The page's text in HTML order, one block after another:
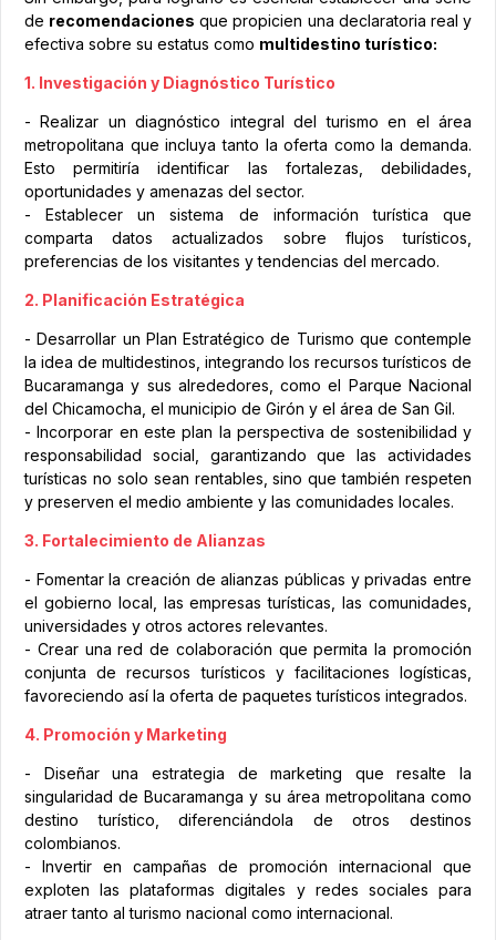
de recomendaciones que propicien una declaratoria real y
efectiva sobre su estatus como multidestino turístico:
1. Investigación y Diagnóstico Turístico
- Realizar un diagnóstico integral del turismo en el área
metropolitana que incluya tanto la oferta como la demanda.
Esto permitiría identificar las fortalezas, debilidades,
oportunidades y amenazas del sector.
- Establecer un sistema de información turística que
comparta datos actualizados sobre flujos turísticos,
preferencias de los visitantes y tendencias del mercado.
2. Planificación Estratégica
- Desarrollar un Plan Estratégico de Turismo que contemple
la idea de multidestinos, integrando los recursos turísticos de
Bucaramanga y sus alrededores, como el Parque Nacional
del Chicamocha, el municipio de Girón y el área de San Gil.
- Incorporar en este plan la perspectiva de sostenibilidad y
responsabilidad social, garantizando que las actividades
turísticas no solo sean rentables, sino que también respeten
y preserven el medio ambiente y las comunidades locales.
3. Fortalecimiento de Alianzas
- Fomentar la creación de alianzas públicas y privadas entre
el gobierno local, las empresas turísticas, las comunidades,
universidades y otros actores relevantes.
- Crear una red de colaboración que permita la promoción
conjunta de recursos turísticos y facilitaciones logísticas,
favoreciendo así la oferta de paquetes turísticos integrados.
4. Promoción y Marketing
- Diseñar una estrategia de marketing que resalte la
singularidad de Bucaramanga y su área metropolitana como
destino turístico, diferenciándola de otros destinos
colombianos.
- Invertir en campañas de promoción internacional que
exploten las plataformas digitales y redes sociales para
atraer tanto al turismo nacional como internacional.